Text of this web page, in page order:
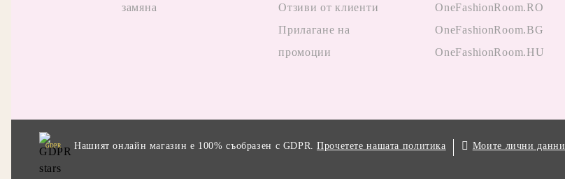
замяна
Отзиви от клиенти
Прилагане на
промоции
OneFashionRoom.RO
OneFashionRoom.BG
OneFashionRoom.HU
GDPR Нашият онлайн магазин е 100% съобразен с GDPR. Прочетете нашата политика Моите лични данни